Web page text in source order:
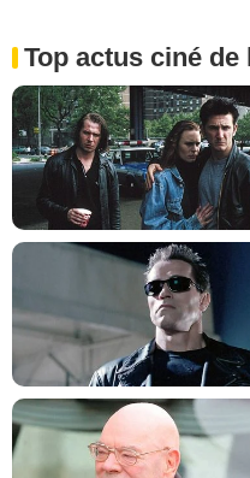
Top actus ciné de